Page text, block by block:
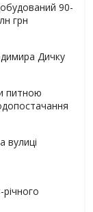
90-
грн
Дичку
питною
вулиці